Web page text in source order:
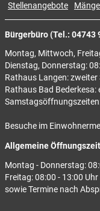
Bürgerbüro (Tel.: 04743
Montag, Mittwoch,
Dienstag, Donnerstag:
Rathaus Langen:
Rathaus Bad
Besuche im
Allgemeine
Montag - Donnerstag:
Freitag: 08:00 - 13:00 Uhr
sowie Termine nach
Stellenangebote